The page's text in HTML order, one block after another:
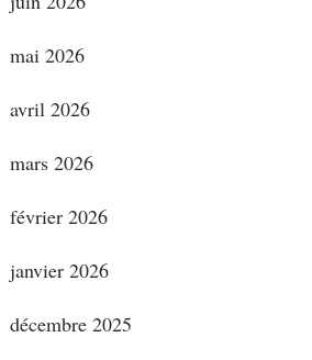
mai 2026
avril 2026
mars 2026
février 2026
janvier 2026
décembre 2025